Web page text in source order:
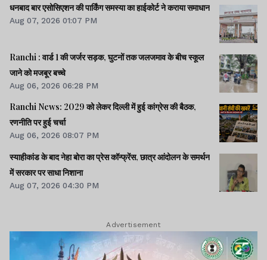
धनबाद बार एसोसिएशन की पार्किंग समस्या का हाईकोर्ट ने कराया समाधान
Aug 07, 2026 01:07 PM
Ranchi : वार्ड 1 की जर्जर सड़क, घुटनों तक जलजमाव के बीच स्कूल
जाने को मजबूर बच्चे
Aug 06, 2026 06:28 PM
Ranchi News: 2029 को लेकर दिल्ली में हुई कांग्रेस की बैठक,
रणनीति पर हुई चर्चा
Aug 06, 2026 08:07 PM
स्याहीकांड के बाद नेहा बोरा का प्रेस कॉन्फ्रेंस, छात्र आंदोलन के समर्थन
में सरकार पर साधा निशाना
Aug 07, 2026 04:30 PM
Advertisement